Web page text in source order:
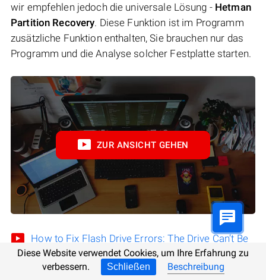
wir empfehlen jedoch die universale Lösung - Hetman
Partition Recovery. Diese Funktion ist im Programm
zusätzliche Funktion enthalten, Sie brauchen nur das
Programm und die Analyse solcher Festplatte starten.
ZUR ANSICHT GEHEN
How to Fix Flash Drive Errors: The Drive Can’t Be
Recognized, Wrong Size, RAW File System
Diese Website verwendet Cookies, um Ihre Erfahrung zu
verbessern.
Schließen Beschreibung